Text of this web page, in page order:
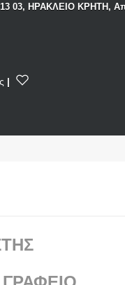
03, ΗΡΑΚΛΕΙΟ ΚΡΗΤΗ,
|